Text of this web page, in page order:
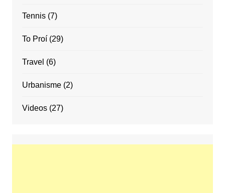
Tennis(7)
To Proí(29)
Travel (6)
Urbanisme(2)
Videos(27)